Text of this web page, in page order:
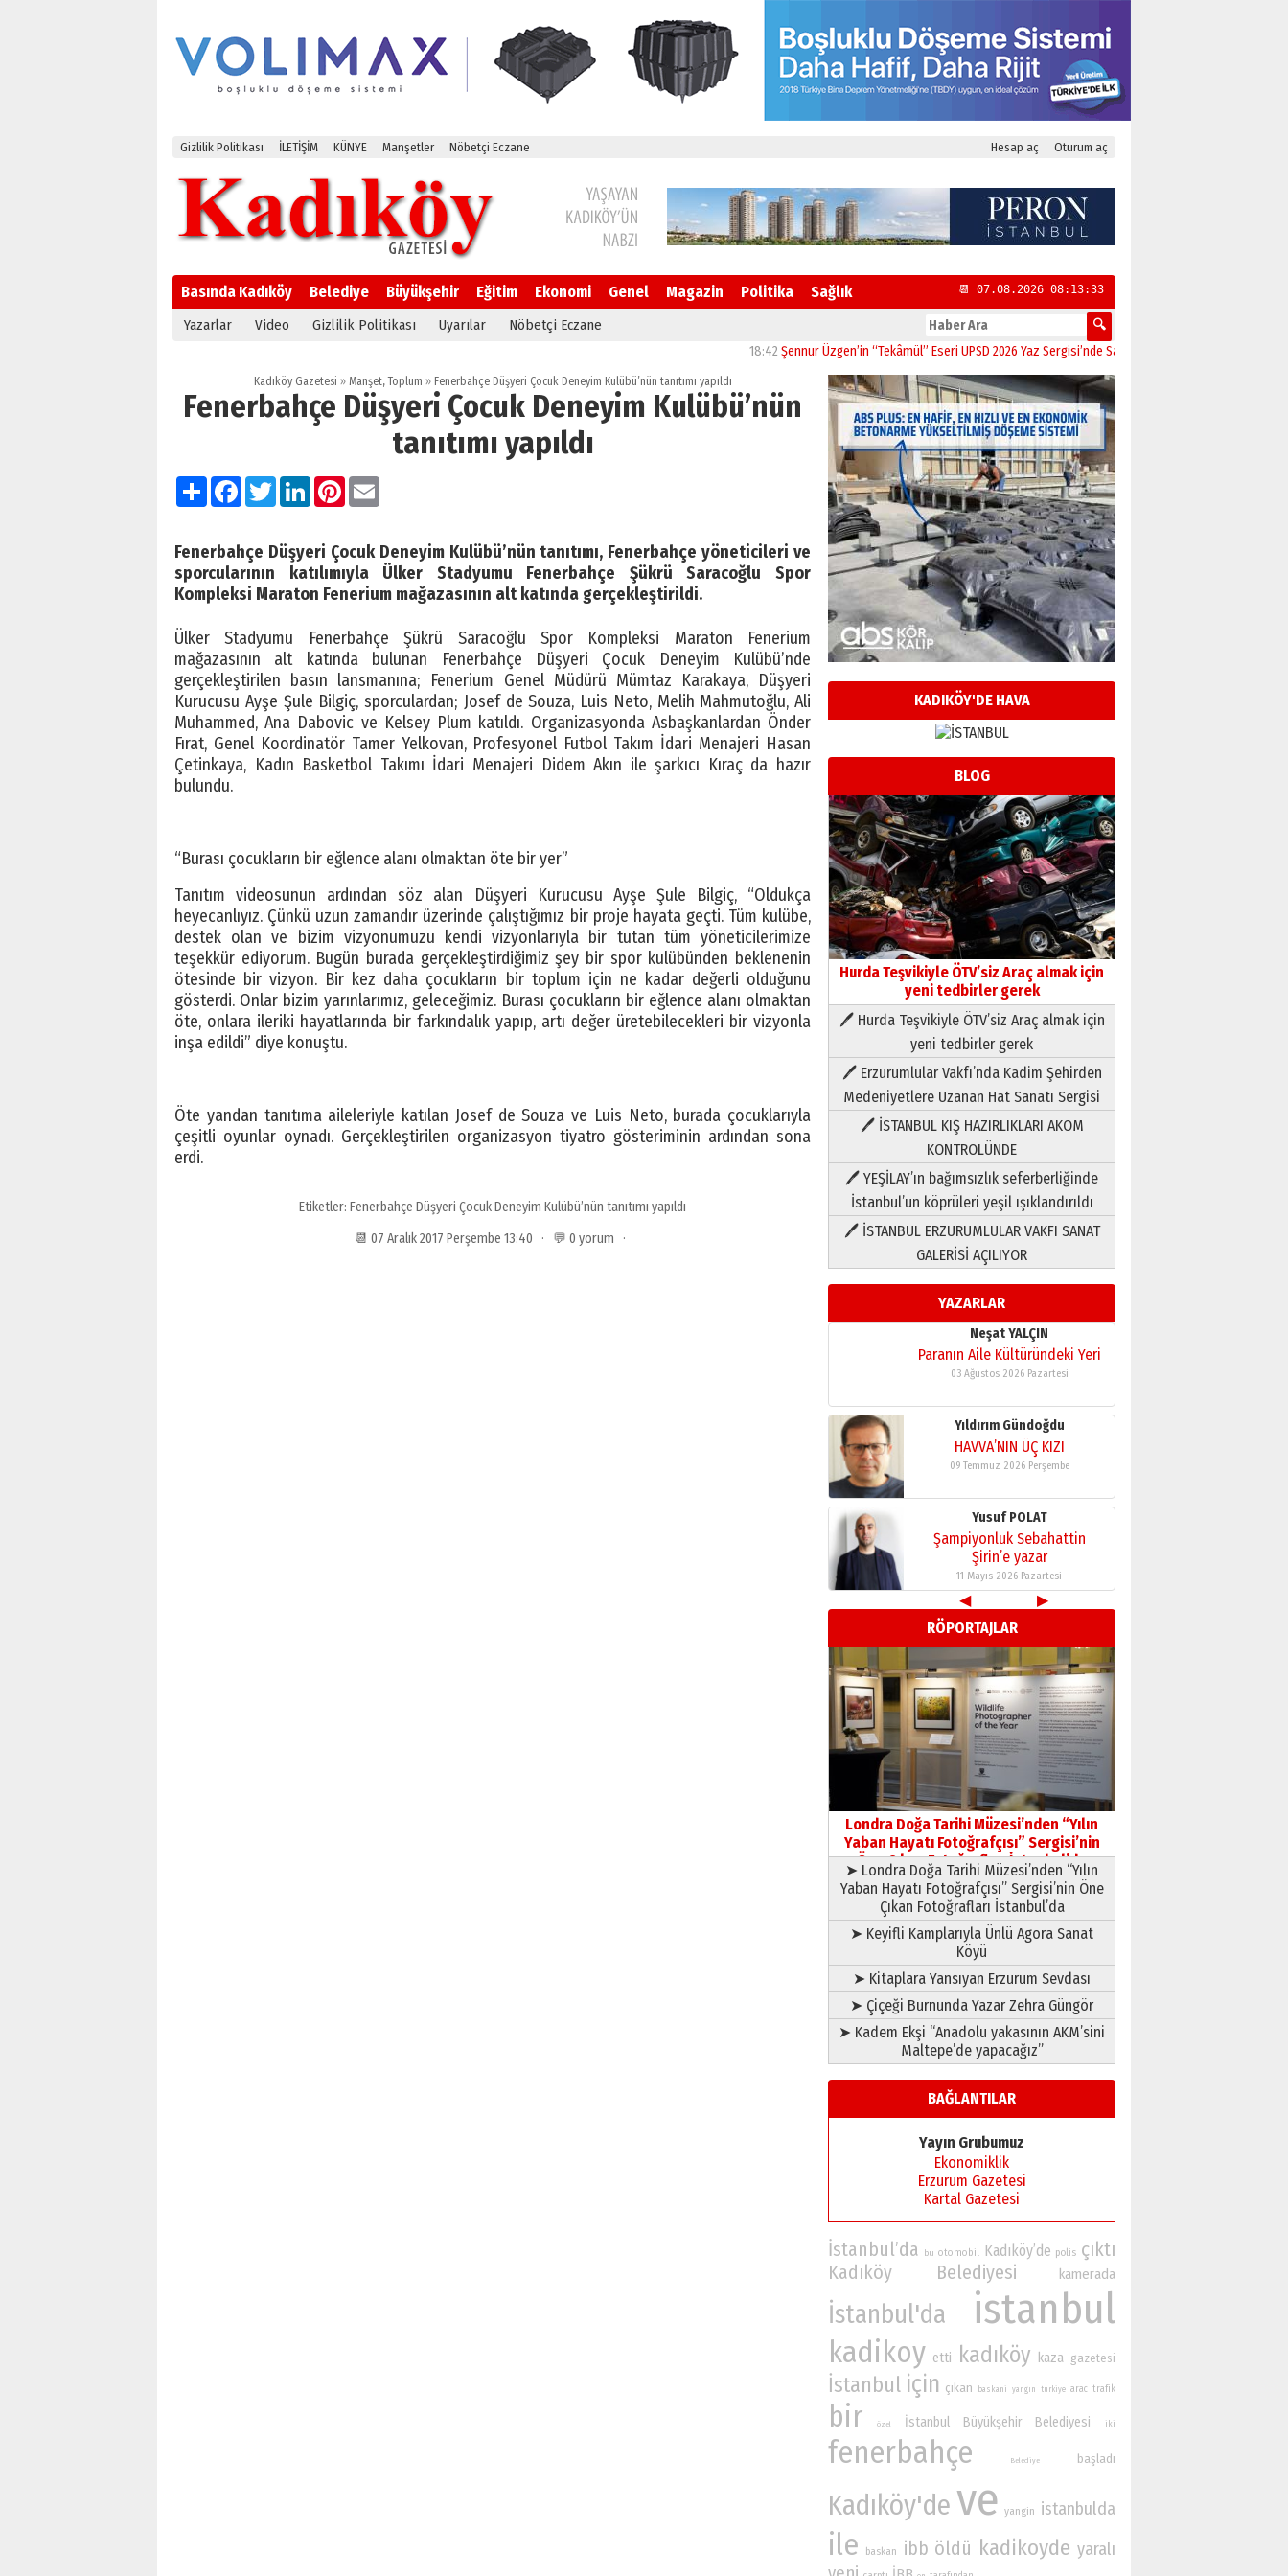
Gizlilik Politikası İLETİŞİM KÜNYE Manşetler Nöbetçi Eczane Hesap aç Oturum aç
Basında Kadıköy Belediye Büyükşehir Eğitim Ekonomi Genel Magazin Politika Sağlık 📆 07.08.2026 08:13:34
Yazarlar Video Gizlilik Politikası Uyarılar Nöbetçi Eczane
Şennur Üzgen’in “Tekâmül” Eseri UPSD 2026 Yaz Sergisi’nde Sanatseverlerle Buluştu
Kadıköy Gazetesi » Manşet,Toplum »Fenerbahçe Düşyeri Çocuk Deneyim Kulübü’nün tanıtımı yapıldı
Fenerbahçe Düşyeri Çocuk Deneyim Kulübü’nün
tanıtımı yapıldı
PaylaşFacebook
TwitterLinkedInPinterest
Fenerbahçe Düşyeri Çocuk Deneyim Kulübü’nün tanıtımı, Fenerbahçe yöneticileri ve
sporcularının katılımıyla Ülker Stadyumu Fenerbahçe Şükrü Saracoğlu Spor
Kompleksi Maraton Fenerium mağazasının alt katında gerçekleştirildi.
Ülker Stadyumu Fenerbahçe Şükrü Saracoğlu Spor Kompleksi Maraton Fenerium
mağazasının alt katında bulunan Fenerbahçe Düşyeri Çocuk Deneyim Kulübü’nde
gerçekleştirilen basın lansmanına; Fenerium Genel Müdürü Mümtaz Karakaya, Düşyeri
Kurucusu Ayşe Şule Bilgiç, sporculardan; Josef de Souza, Luis Neto, Melih Mahmutoğlu, Ali
Muhammed, Ana Dabovic ve Kelsey Plum katıldı. Organizasyonda Asbaşkanlardan Önder
Fırat, Genel Koordinatör Tamer Yelkovan, Profesyonel Futbol Takım İdari Menajeri Hasan
Çetinkaya, Kadın Basketbol Takımı İdari Menajeri Didem Akın ile şarkıcı Kıraç da hazır
bulundu.
“Burası çocukların bir eğlence alanı olmaktan öte bir yer”
Tanıtım videosunun ardından söz alan Düşyeri Kurucusu Ayşe Şule Bilgiç, “Oldukça
heyecanlıyız. Çünkü uzun zamandır üzerinde çalıştığımız bir proje hayata geçti. Tüm kulübe,
destek olan ve bizim vizyonumuzu kendi vizyonlarıyla bir tutan tüm yöneticilerimize
teşekkür ediyorum. Bugün burada gerçekleştirdiğimiz şey bir spor kulübünden beklenenin
ötesinde bir vizyon. Bir kez daha çocukların bir toplum için ne kadar değerli olduğunu
gösterdi. Onlar bizim yarınlarımız, geleceğimiz. Burası çocukların bir eğlence alanı olmaktan
öte, onlara ileriki hayatlarında bir farkındalık yapıp, artı değer üretebilecekleri bir vizyonla
inşa edildi” diye konuştu.
Öte yandan tanıtıma aileleriyle katılan Josef de Souza ve Luis Neto, burada çocuklarıyla
çeşitli oyunlar oynadı. Gerçekleştirilen organizasyon tiyatro gösteriminin ardından sona
erdi.
Etiketler: Fenerbahçe Düşyeri Çocuk Deneyim Kulübü’nün tanıtımı yapıldı
📆 07 Aralık 2017 Perşembe 13:40 · 💬 0 yorum ·
KADIKÖY'DE HAVA
BLOG
Hurda Teşvikiyle ÖTV’siz Araç almak için
yeni tedbirler gerek
🖊 Hurda Teşvikiyle ÖTV’siz Araç almak için
yeni tedbirler gerek
🖊 Erzurumlular Vakfı’nda Kadim Şehirden
Medeniyetlere Uzanan Hat Sanatı Sergisi
🖊 İSTANBUL KIŞ HAZIRLIKLARI AKOM
KONTROLÜNDE
🖊 YEŞİLAY’ın bağımsızlık seferberliğinde
İstanbul’un köprüleri yeşil ışıklandırıldı
🖊 İSTANBUL ERZURUMLULAR VAKFI SANAT
GALERİSİ AÇILIYOR
YAZARLAR
Neşat YALÇIN
Paranın Aile Kültüründeki Yeri
03 Ağustos 2026 Pazartesi
Yıldırım Gündoğdu
HAVVA’NIN ÜÇ KIZI
09 Temmuz 2026 Perşembe
Yusuf POLAT
Şampiyonluk Sebahattin
Şirin’e yazar
11 Mayıs 2026 Pazartesi
Neşat YALÇIN
Paranın Aile Kültüründeki Yeri
03 Ağustos 2026 Pazartesi
Yıldırım Gündoğdu
HAVVA’NIN ÜÇ KIZI
09 Temmuz 2026 Perşembe
Yusuf POLAT
Şampiyonluk Sebahattin
Şirin’e yazar
11 Mayıs 2026 Pazartesi
Neşat YALÇIN
Paranın Aile Kültüründeki Yeri
03 Ağustos 2026 Pazartesi
Yıldırım Gündoğdu
HAVVA’NIN ÜÇ KIZI
09 Temmuz 2026 Perşembe
Yusuf POLAT
Şampiyonluk Sebahattin
Şirin’e yazar
11 Mayıs 2026 Pazartesi
◀
▶
RÖPORTAJLAR
Londra Doğa Tarihi Müzesi’nden “Yılın
Yaban Hayatı Fotoğrafçısı” Sergisi’nin
Öne Çıkan Fotoğrafları İstanbul’da
➤ Londra Doğa Tarihi Müzesi’nden “Yılın
Yaban Hayatı Fotoğrafçısı” Sergisi’nin Öne
Çıkan Fotoğrafları İstanbul’da
➤ Keyifli Kamplarıyla Ünlü Agora Sanat
Köyü
➤ Kitaplara Yansıyan Erzurum Sevdası
➤ Çiçeği Burnunda Yazar Zehra Güngör
➤ Kadem Ekşi “Anadolu yakasının AKM’sini
Maltepe’de yapacağız”
BAĞLANTILAR
Yayın Grubumuz
Ekonomiklik
Erzurum Gazetesi
Kartal Gazetesi
İstanbul’da bu otomobil Kadıköy’de polis çıktı
Kadıköy Belediyesi
kamerada
İstanbul'da istanbul
kadikoy etti kadıköy kaza gazetesi
İstanbul için çıkan baskani yangın turkiye arac trafik
bir özel İstanbul Büyükşehir Belediyesi iki
fenerbahçe Belediye başladı
Kadıköy'de ve yangin istanbulda
ile baskan ibb öldü kadikoyde yaralı